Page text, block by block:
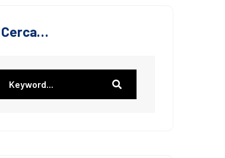
Cerca…